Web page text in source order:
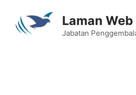
content
Laman
Jabatan